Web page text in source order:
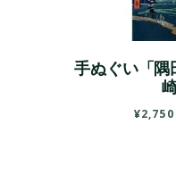
手ぬぐい「隅
¥2,750